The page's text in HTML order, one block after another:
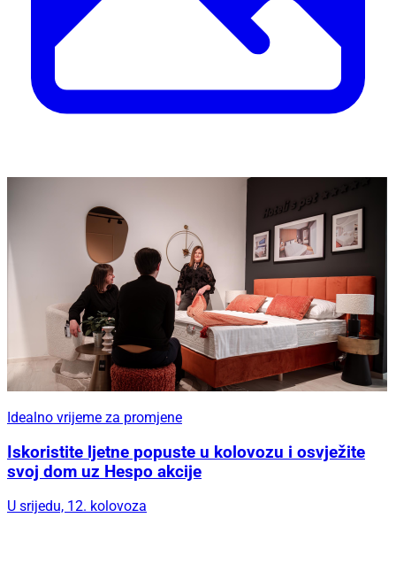
Idealno vrijeme za promjene
Iskoristite ljetne popuste u kolovozu i osvježite
svoj dom uz Hespo akcije
U srijedu, 12. kolovoza